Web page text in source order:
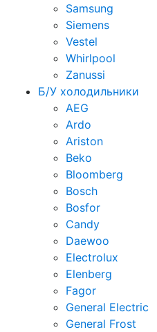
Samsung
Siemens
Vestel
Whirlpool
Zanussi
Б/У холодильники
AEG
Ardo
Ariston
Beko
Bloomberg
Bosch
Bosfor
Candy
Daewoo
Electrolux
Elenberg
Fagor
General Electric
General Frost